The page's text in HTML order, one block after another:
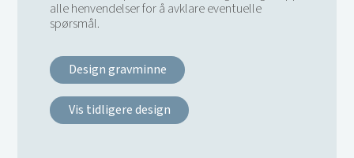
alle henvendelser for å avklare eventuelle
spørsmål.
Design gravminne
Vis tidligere design